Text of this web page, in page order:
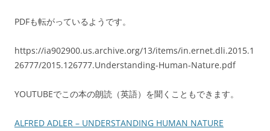
PDFも転がっているようです。
https://ia902900.us.archive.org/13/items/in.ernet.dli.2015.1
26777/2015.126777.Understanding-Human-Nature.pdf
YOUTUBEでこの本の朗読（英語）を聞くこともできます。
ALFRED ADLER – UNDERSTANDING HUMAN NATURE